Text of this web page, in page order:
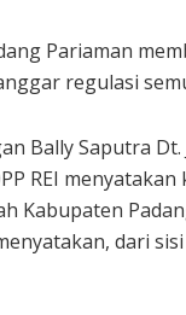
Pariaman
regulasi
Bally Saputra Dt.
REI
Kabupaten
dari